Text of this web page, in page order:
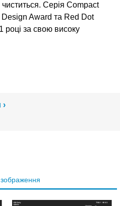
Серія Compact
Award та Red Dot
році за свою високу
зображення